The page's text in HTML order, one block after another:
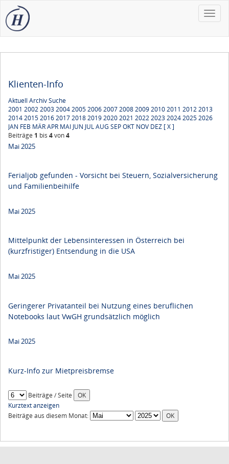
Toggle
Klienten-Info
Aktuell ArchivSuche
2001 2002200320042005200620072008200920102011 20122013
20142015201620172018201920202021 20222023202420252026
JAN FEB MÄRAPR MAI JUN JULAUG SEPOKT NOV DEZ [ X ]
Beiträge 1 bis 4von4
Mai 2025
Ferialjob gefunden - Vorsicht bei Steuern, Sozialversicherung
und Familienbeihilfe
Mai 2025
Mittelpunkt der Lebensinteressen in Österreich bei
(kurzfristiger) Entsendung in die USA
Mai 2025
Geringerer Privatanteil bei Nutzung eines beruflichen
Notebooks laut VwGH grundsätzlich möglich
Mai 2025
Kurz-Info zur Mietpreisbremse
Beiträge / Seite
Kurztext anzeigen
Beiträge aus diesem Monat: